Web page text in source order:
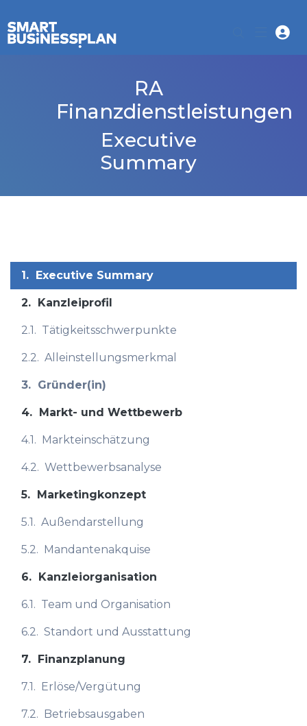
RA
Finanzdienstleistungen
Executive
Summary
1. Executive Summary
2. Kanzleiprofil
2.1. Tätigkeitsschwerpunkte
2.2. Alleinstellungsmerkmal
3. Gründer(in)
4. Markt- und Wettbewerb
4.1. Markteinschätzung
4.2. Wettbewerbsanalyse
5. Marketingkonzept
5.1. Außendarstellung
5.2. Mandantenakquise
6. Kanzleiorganisation
6.1. Team und Organisation
6.2. Standort und Ausstattung
7. Finanzplanung
7.1. Erlöse/Vergütung
7.2. Betriebsausgaben